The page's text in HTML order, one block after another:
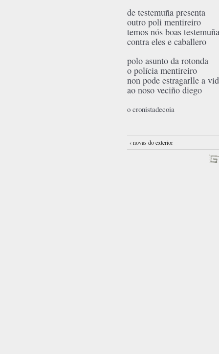
de testemuña presenta
outro poli
temos nós boas
contra eles e caballero
polo asunto da rotonda
o polícia mentireiro
non pode estragarlle a
ao noso veciño diego
o cronistadecoia
‹ novas do exterior